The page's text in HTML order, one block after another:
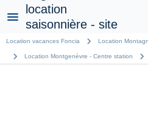
Menu
Location vacances Foncia chevron_right Location
chevron_right Location Montgenèvre - Centre station chevron_right